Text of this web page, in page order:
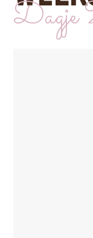
Dagje